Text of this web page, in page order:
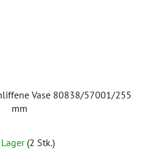
Vase 80838/57001/255
mm
durchschnittliche
(2 Stk.)